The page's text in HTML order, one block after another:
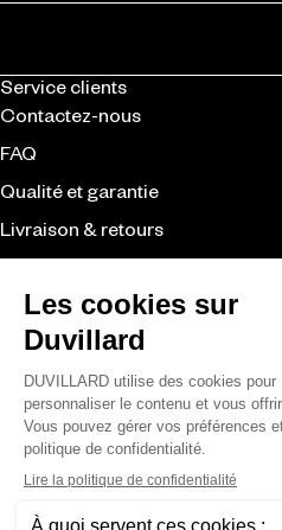
Service clients
Contactez-nous
FAQ
Qualité et garantie
Livraison & retours
CGV
Revendeurs
Duvillard
La marque
Le savoir-faire
Nos engagements
Moyens de paiement
LÉGAL
CONFIDENTIALITÉ
MENTIONS LÉGALES